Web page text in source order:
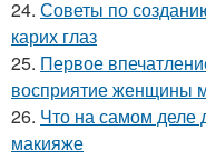
24. Советы по
карих глаз
25. Первое
восприятие женщины
26. Что на самом
макияже